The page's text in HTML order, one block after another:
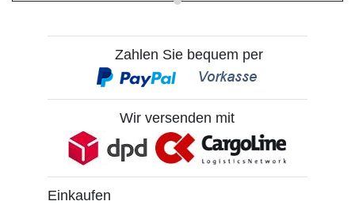
Zahlen Sie bequem per
Wir versenden mit
Einkaufen